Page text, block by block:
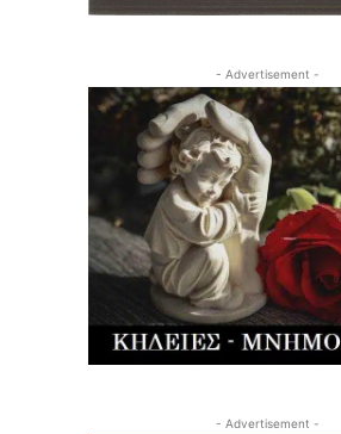
- Advertisement -
- Advertisement -